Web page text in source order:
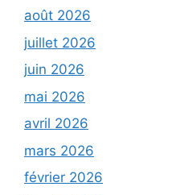
août 2026
juillet 2026
juin 2026
mai 2026
avril 2026
mars 2026
février 2026